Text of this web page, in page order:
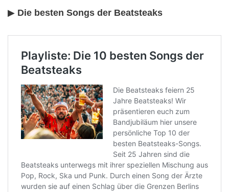
▶︎ Die besten Songs der Beatsteaks